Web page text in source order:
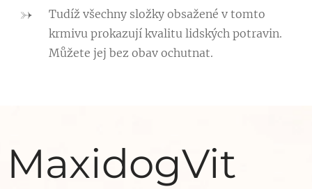
Tudíž všechny složky obsažené v tomto
krmivu prokazují kvalitu lidských potravin.
Můžete jej bez obav ochutnat.
MaxidogVit